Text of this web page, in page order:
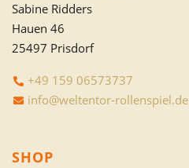
Sabine Ridders
Hauen 46
25497 Prisdorf
+49 159 06573737
info@weltentor-rollenspiel.de
SHOP